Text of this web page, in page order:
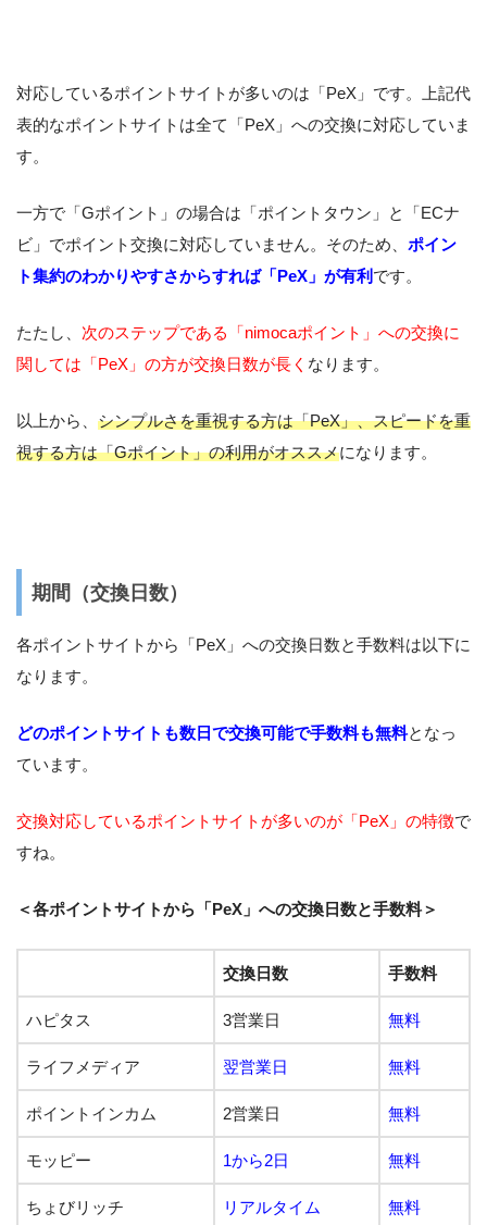
対応しているポイントサイトが多いのは「PeX」です。上記代
表的なポイントサイトは全て「PeX」への交換に対応していま
す。
一方で「Gポイント」の場合は「ポイントタウン」と「ECナ
ビ」でポイント交換に対応していません。そのため、 ポイン
ト集約のわかりやすさからすれば「PeX」が有利 です。
たたし、 次のステップである「nimocaポイント」への交換に
関しては「PeX」の方が交換日数が長く なります。
以上から、 シンプルさを重視する方は「PeX」、スピードを重
視する方は「Gポイント」の利用がオススメになります。
期間（交換日数）
各ポイントサイトから「PeX」への交換日数と手数料は以下に
なります。
どのポイントサイトも数日で交換可能で手数料も無料となっ
ています。
交換対応しているポイントサイトが多いのが「PeX」の特徴で
すね。
＜各ポイントサイトから「PeX」への交換日数と手数料＞
交換日数 手数料
ハピタス 3営業日 無料
ライフメディア 翌営業日 無料
ポイントインカム 2営業日 無料
モッピー 1から2日 無料
ちょびリッチ リアルタイム 無料